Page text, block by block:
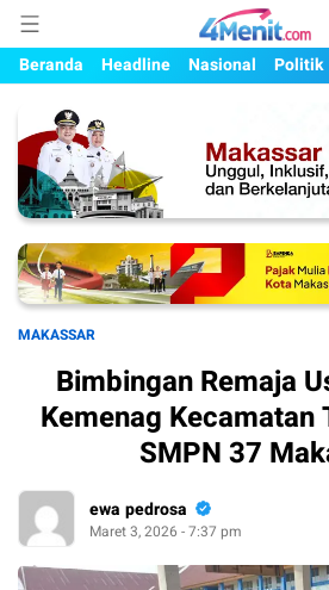
4menit.com
Mengungkap Kisah,
Beranda
Headline Nasional Politik
MAKASSAR
Bimbingan Remaja
Kemenag Kecamatan
SMPN 37
ewa pedrosa
Maret 3, 2026 - 7:37 pm